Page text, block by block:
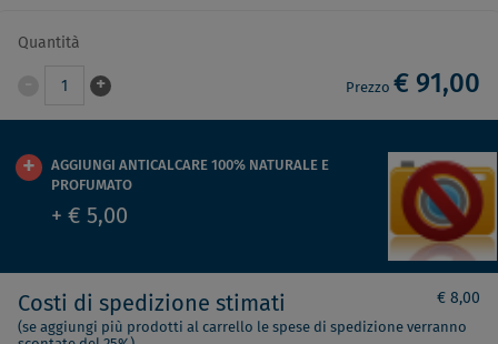
Quantità
1 + Prezzo € 91,00
AGGIUNGI ANTICALCARE 100% NATURALE E
PROFUMATO
+ € 5,00
Costi di spedizione stimati € 8,00
(se aggiungi più prodotti al carrello le spese di spedizione verranno